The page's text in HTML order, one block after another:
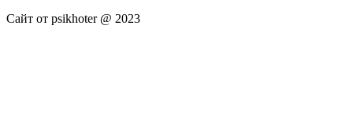
Сайт от psikhoter @ 2023